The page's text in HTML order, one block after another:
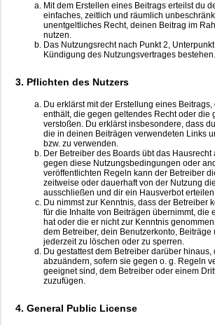
Mit dem Erstellen eines Beitrags erteilst du
einfaches, zeitlich und räumlich
unentgeltliches Recht, deinen Beitrag im
nutzen.
Das Nutzungsrecht nach Punkt 2,
Kündigung des Nutzungsvertrages bestehen.
3. Pflichten des Nutzers
Du erklärst mit der Erstellung eines
enthält, die gegen geltendes Recht oder die
verstoßen. Du erklärst insbesondere, dass
die in deinen Beiträgen verwendeten Links
bzw. zu verwenden.
Der Betreiber des Boards übt das Hausrecht
gegen diese Nutzungsbedingungen oder
veröffentlichten Regeln kann der Betreiber
zeitweise oder dauerhaft von der Nutzung
ausschließen und dir ein Hausverbot
Du nimmst zur Kenntnis, dass der Betreiber
für die Inhalte von Beiträgen übernimmt, die
hat oder die er nicht zur Kenntnis
dem Betreiber, dein Benutzerkonto, Beiträge
jederzeit zu löschen oder zu sperren.
Du gestattest dem Betreiber darüber hinaus,
abzuändern, sofern sie gegen o. g. Regeln
geeignet sind, dem Betreiber oder einem
zuzufügen.
4. General Public License